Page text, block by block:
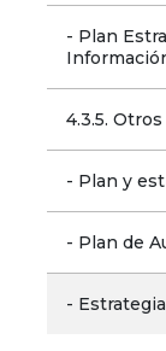
- Plan
4.3.5.
- Plan y
- Plan de
-